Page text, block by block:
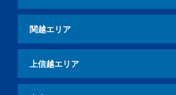
関越エリア
上信越エリア